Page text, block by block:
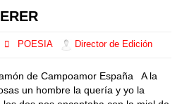
POESIA Director de Edición
de Campoamor España A la
un hombre la quería y yo la